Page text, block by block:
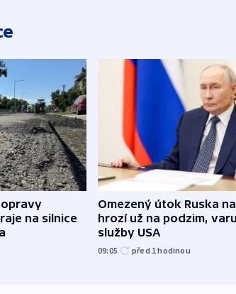
na silnice
Omezený útok Ruska na
hrozí už na podzim,
služby USA
09:05 před 1hodinou